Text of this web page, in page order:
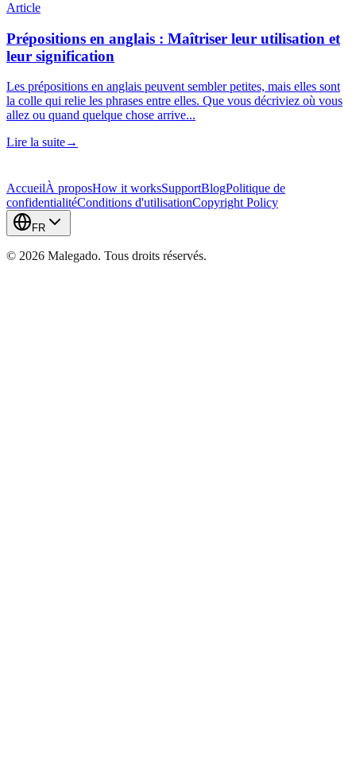
Article
Prépositions en anglais : Maîtriser leur utilisation et
leur signification
Les prépositions en anglais peuvent sembler petites, mais elles sont
la colle qui relie les phrases entre elles. Que vous décriviez où vous
allez ou quand quelque chose arrive...
Lire la suite→
AccueilÀ proposHow it worksSupportBlogPolitique de
confidentialitéConditions d'utilisationCopyright Policy
FR
© 2026 Malegado. Tous droits réservés.